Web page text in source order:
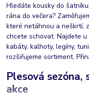
Hledáte kousky do
rána do večera?
které netáhnou a neškrtí,
chcete schovat. Najdete
kabáty, kalhoty, legíny,
rozšiřujeme sortiment.
Plesová sezóna,
akce